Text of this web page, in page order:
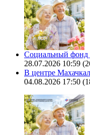
Социальный фонд
28.07.2026 10:59
В центре
04.08.2026 17:50